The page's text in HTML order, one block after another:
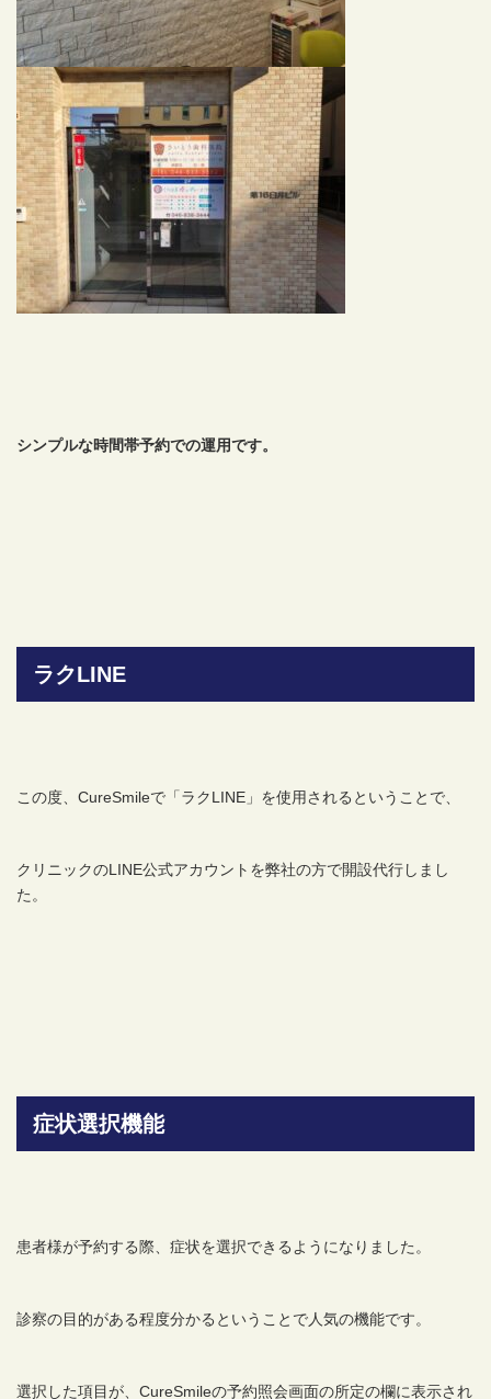
シンプルな時間帯予約での運用です。
ラクLINE
この度、CureSmileで「ラクLINE」を使用されるということで、
クリニックのLINE公式アカウントを弊社の方で開設代行しまし
た。
症状選択機能
患者様が予約する際、症状を選択できるようになりました。
診察の目的がある程度分かるということで人気の機能です。
選択した項目が、CureSmileの予約照会画面の所定の欄に表示され